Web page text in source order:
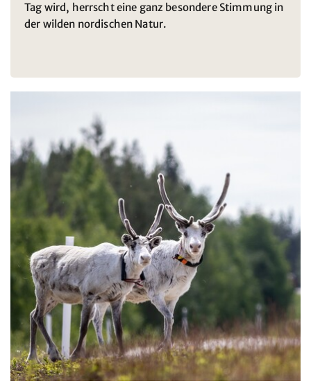
Tag wird, herrscht eine ganz besondere Stimmung in
der wilden nordischen Natur.